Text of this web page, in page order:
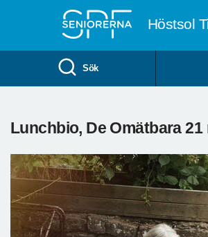
Höstsol
Sök
Lunchbio, De Omätbara 21